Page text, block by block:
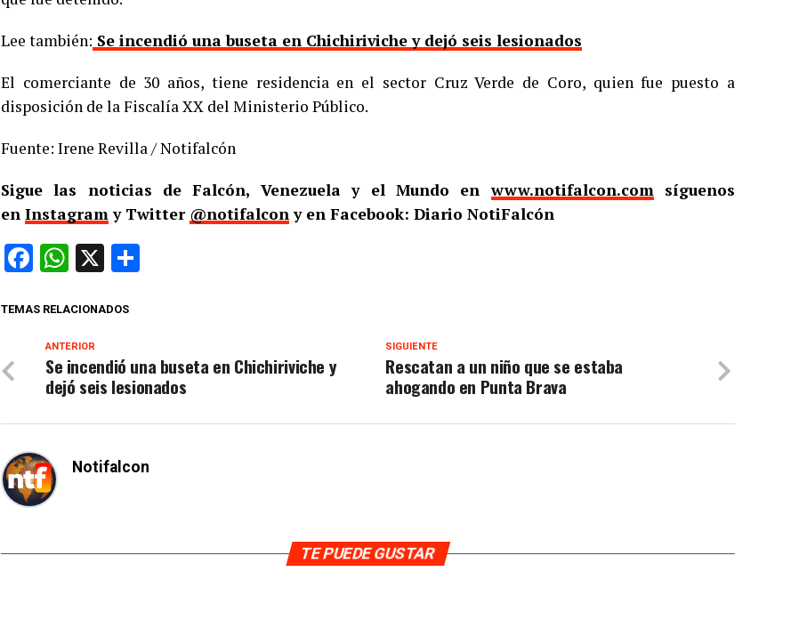
Lee también: Se incendió una buseta en Chichiriviche y dejó seis lesionados
El comerciante de 30 años, tiene residencia en el sector Cruz Verde de Coro, quien fue puesto a
disposición de la Fiscalía XX del Ministerio Público.
Fuente: Irene Revilla / Notifalcón
Sigue las noticias de Falcón, Venezuela y el Mundo enwww.notifalcon.comsíguenos
en Instagramy Twitter @notifalcony en Facebook: Diario NotiFalcón
Facebook
WhatsApp
X
TEMAS RELACIONADOS
SIGUIENTE
Rescatan a un niño que se estaba
ahogando en Punta Brava
ANTERIOR
Se incendió una buseta en Chichiriviche y
dejó seis lesionados
Notifalcon
TE PUEDE GUSTAR